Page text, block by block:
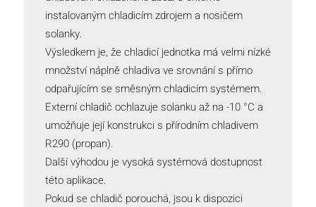
instalovaným chladicím zdrojem a nosičem
solanky.
Výsledkem je, že chladicí jednotka má velmi nízké
množství náplně chladiva ve srovnání s přímo
odpařujícím se směsným chladicím systémem.
Externí chladič ochlazuje solanku až na -10 °C a
umožňuje její konstrukci s přírodním chladivem
R290 (propan).
Další výhodou je vysoká systémová dostupnost
této aplikace.
Pokud se chladič porouchá, jsou k dispozici